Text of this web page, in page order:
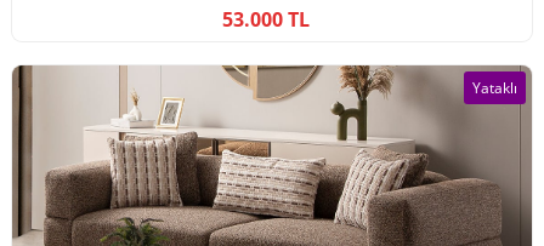
53.000 TL
Yataklı